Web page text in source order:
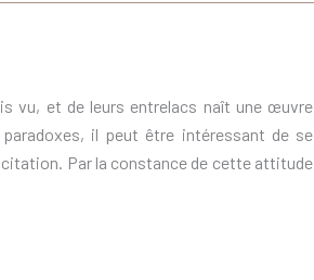
vu, et de leurs entrelacs naît une œuvre
il peut être intéressant de se
citation. Par la constance de cette attitude